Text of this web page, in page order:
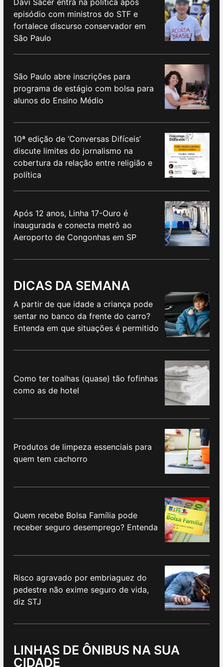
episódio com ministros do STF e
fortalece discurso conservador em
São Paulo
São Paulo abre inscrições para
programa de estágio com bolsa para
alunos do Ensino Médio
10ª edição de ‘Conversas Difíceis’
discute limites do jornalismo na
cobertura da relação entre religião e
política
Após 12 anos, Linha 17-Ouro é
inaugurada e conecta metrô ao
Aeroporto de Congonhas em SP
DICAS DA SEMANA
A partir de que idade a criança pode
sentar no banco da frente do carro?
Entenda em que situações é permitido
Como ter toalhas (quase) tão fofinhas
como as de hotel
Produtos de limpeza essenciais para
quem tem cachorro
Quem recebe Bolsa Família pode
receber seguro desemprego? Entenda
Risco agravado por embriaguez do
pedestre não exime seguro de vida,
diz STJ
LINHAS DE ÔNIBUS NA SUA
CIDADE